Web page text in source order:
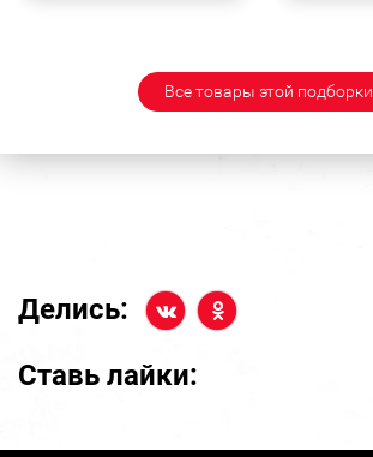
Все товары этой подборки
Делись:
Ставь лайки: